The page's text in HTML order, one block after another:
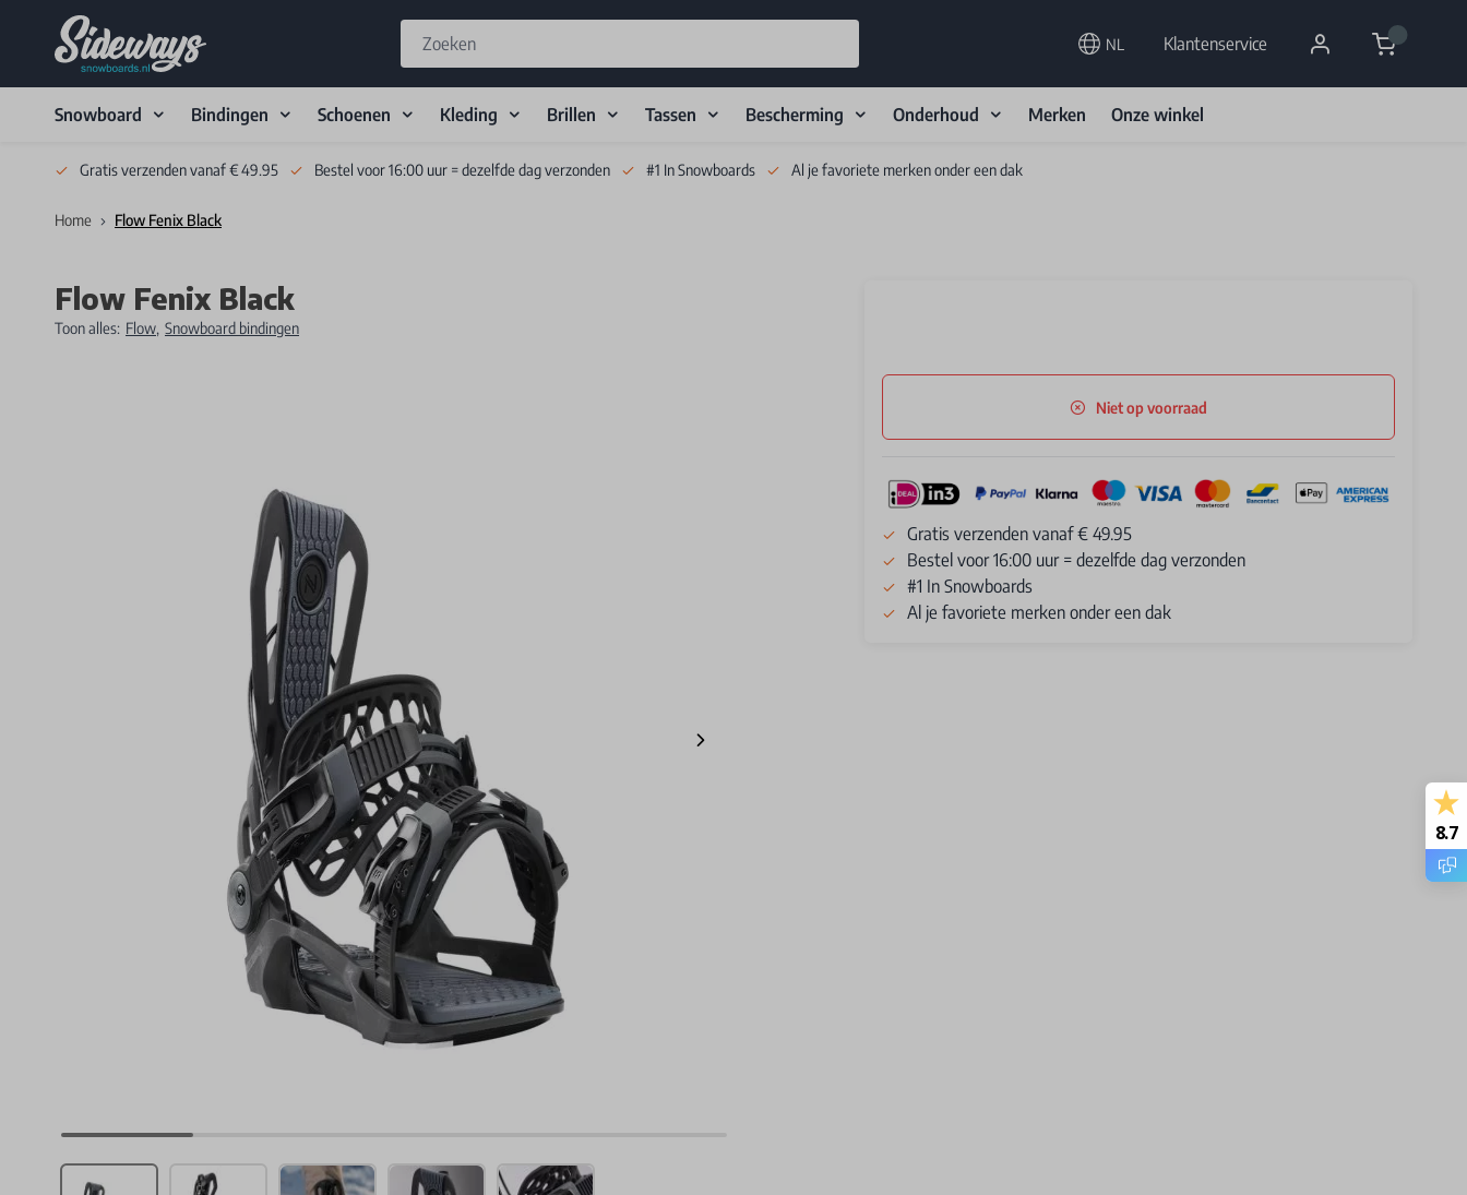
NL Klantenservice Cart
Snowboard Bindingen Schoenen Kleding Brillen Tassen Bescherming Onderhoud Merken Onze winkel
Gratis verzenden vanaf € 49.95 Bestel voor 16:00 uur = dezelfde dag verzonden #1 In Snowboards Al je favoriete merken onder een dak
Home Flow Fenix Black
Flow Fenix Black
Toon alles: Flow, Snowboard bindingen
Niet op voorraad
Gratis verzenden vanaf € 49.95
Bestel voor 16:00 uur = dezelfde dag verzonden
#1 In Snowboards
Al je favoriete merken onder een dak
8.7